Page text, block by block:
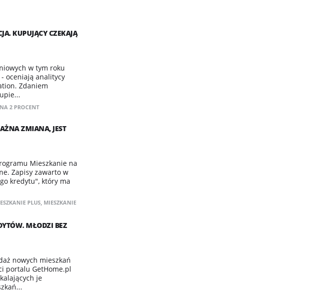
KUPUJĄCY CZEKAJĄ
w tym roku
oceniają analitycy
Zdaniem
2 PROCENT
ZMIANA, JEST
Mieszkanie na
Zapisy zawarto w
kredytu", który ma
PLUS, MIESZKANIE
MŁODZI BEZ
nowych mieszkań
portalu GetHome.pl
je